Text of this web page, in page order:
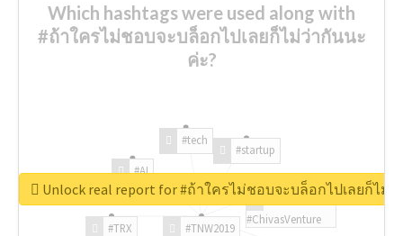
Which hashtags were used along with
#ถ้าใครไม่ชอบจะบล็อกไปเลยก็ไม่ว่ากันนะ
ค่ะ?
#TNW2019
#TRX
#AI
#tech
#startup
#ChivasVenture
Unlock real report for #ถ้าใครไม่ชอบจะบล็อกไปเลยก็ไม่